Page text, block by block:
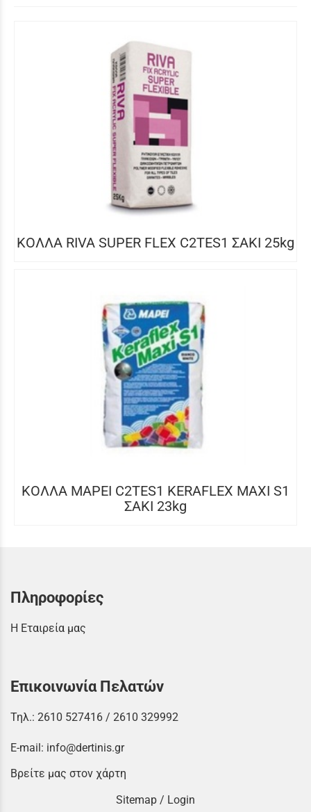
ΚΟΛΛΑ RIVA SUPER FLEX C2TES1 ΣΑΚΙ 25kg
ΚΟΛΛΑ MAPEI C2TES1 KERAFLEX MAXI S1
ΣΑΚΙ 23kg
Πληροφορίες
Η Εταιρεία μας
Επικοινωνία Πελατών
Τηλ.: 2610 527416 / 2610 329992
E-mail: info@dertinis.gr
Βρείτε μας στον χάρτη
Sitemap / Login